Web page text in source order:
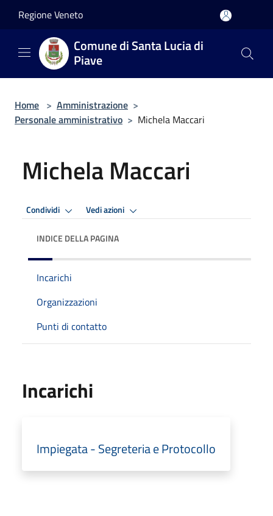
Regione Veneto
Comune di Santa Lucia di
Piave
Home > Amministrazione >
Personale amministrativo > Michela Maccari
Michela Maccari
Condividi Vedi azioni
INDICE DELLA PAGINA
Incarichi
Organizzazioni
Punti di contatto
Incarichi
Impiegata - Segreteria e Protocollo